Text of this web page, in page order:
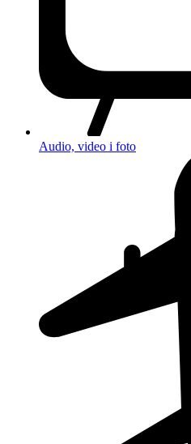
Audio, video i foto